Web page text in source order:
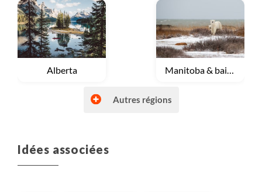
Voyage
Alberta Voyage
Manitoba & baie d'Hudson
Voyage
Nunavut
Autres régions
Idées associées